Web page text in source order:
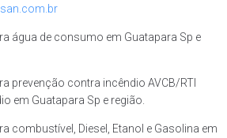
água de consumo em Guatapara Sp e
prevenção contra incêndio AVCB/RTI
em Guatapara Sp e região.
combustível, Diesel, Etanol e Gasolina em